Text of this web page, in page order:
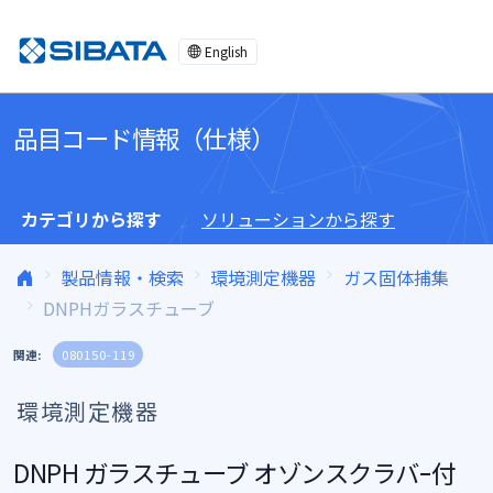
English
品目コード情報（仕様）
カテゴリから探す ソリューションから探す
製品情報・検索 環境測定機器
ガス固体捕集
DNPHガラスチューブ
関連: 080150-119
環境測定機器
DNPH ガラスチューブ オゾンスクラバｰ付